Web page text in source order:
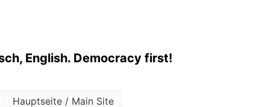
English. Democracy first!
Hauptseite / Main Site